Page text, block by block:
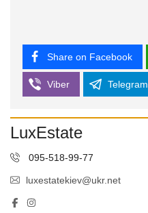
Share on Facebook
Viber Telegram
LuxEstate
095-518-99-77
luxestatekiev@ukr.net